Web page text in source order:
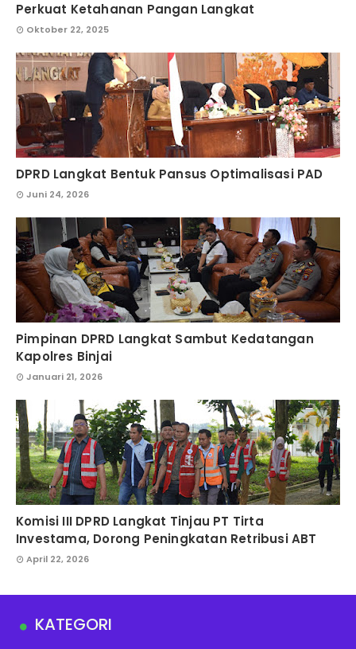
Perkuat Ketahanan Pangan Langkat
Oktober 22, 2025
DPRD Langkat Bentuk Pansus Optimalisasi PAD
Juni 24, 2026
Pimpinan DPRD Langkat Sambut Kedatangan
Kapolres Binjai
Januari 21, 2026
Komisi III DPRD Langkat Tinjau PT Tirta
Investama, Dorong Peningkatan Retribusi ABT
April 22, 2026
KATEGORI